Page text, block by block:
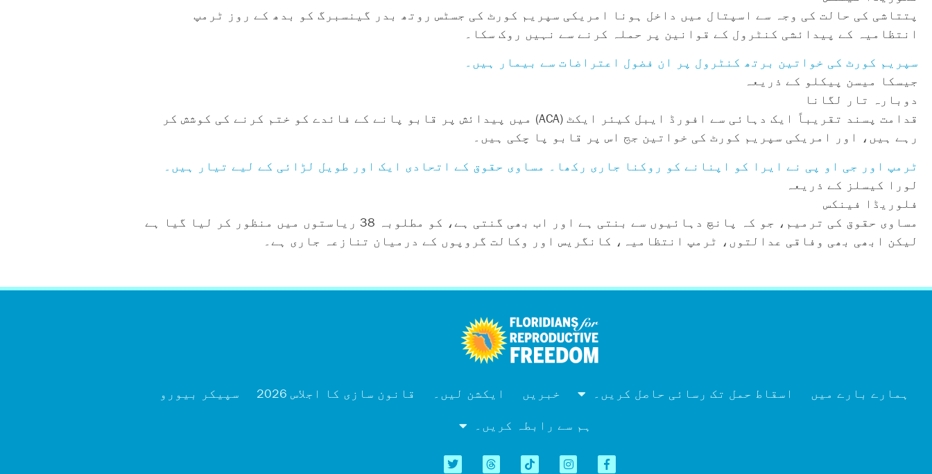
پتتاشی کی حالت کی وجہ سے اسپتال میں داخل ہونا امریکی سپریم کورٹ کی جسٹس روتھ بدر گینسبرگ کو بدھ کے روز ٹرمپ
انتظامیہ کے پیدائشی کنٹرول کے قوانین پر حملہ کرنے سے نہیں روک سکا۔
سپریم کورٹ کی خواتین برتھ کنٹرول پر ان فضول اعتراضات سے بیمار ہیں۔
جیسکا میسن پیکلو کے ذریعہ
دوبارہ تار لگانا
قدامت پسند تقریباً ایک دہائی سے افورڈ ایبل کیئر ایکٹ (ACA) میں پیدائش پر قابو پانے کے فائدے کو ختم کرنے کی کوشش کر
رہے ہیں، اور امریکی سپریم کورٹ کی خواتین جج اس پر قابو پا چکی ہیں۔
ٹرمپ اور جی او پی نے ایرا کو اپنانے کو روکنا جاری رکھا۔ مساوی حقوق کے اتحادی ایک اور طویل لڑائی کے لیے تیار ہیں۔
لورا کیسلز کے ذریعہ
فلوریڈا فینکس
مساوی حقوق کی ترمیم، جو کہ پانچ دہائیوں سے بنتی ہے اور اب بھی گنتی ہے، کو مطلوبہ 38 ریاستوں میں منظور کر لیا گیا ہے
لیکن ابھی بھی وفاقی عدالتوں، ٹرمپ انتظامیہ، کانگریس اور وکالت گروپوں کے درمیان تنازعہ جاری ہے۔
ہمارے بارے میں اسقاط حمل تک رسائی حاصل کریں۔ خبریں ایکشن لیں۔ قانون سازی کا اجلاس 2026
سپیکر بیورو
ہم سے رابطہ کریں۔
Tiếng Việt